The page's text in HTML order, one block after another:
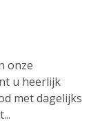
onze
u heerlijk
met dagelijks